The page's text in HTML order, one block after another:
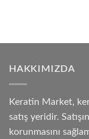
HAKKIMIZDA
Keratin Market,
satış yeridir.
korunmasını